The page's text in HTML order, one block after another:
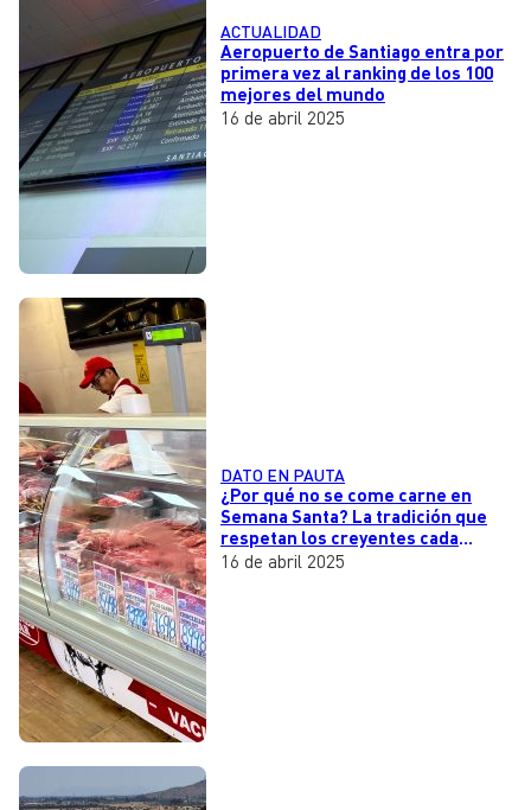
ACTUALIDAD
Aeropuerto de Santiago entra por
primera vez al ranking de los 100
mejores del mundo
16 de abril 2025
DATO EN PAUTA
¿Por qué no se come carne en
Semana Santa? La tradición que
respetan los creyentes cada
Viernes Santo
16 de abril 2025